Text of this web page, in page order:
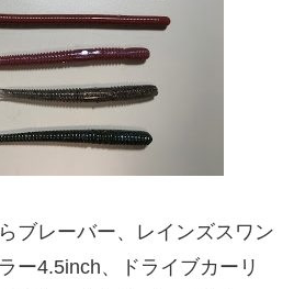
ブレーバー、レインズスワン
ー4.5inch、ドライブカーリ